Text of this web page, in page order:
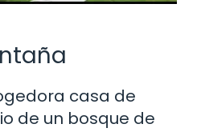
casa de
de un bosque de